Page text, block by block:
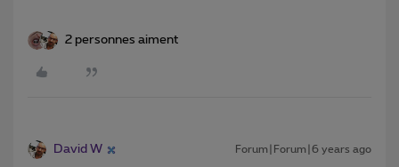
2 personnes aiment
David W Forum|Forum|6 years ago